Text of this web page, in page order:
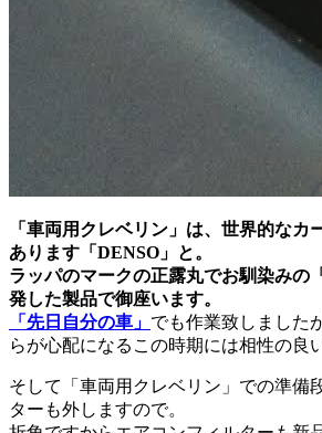
「車両用クレベリン」は、世界的なカ
あります「DENSO」と。
ラッパのマークの正露丸でお馴染みの
発した製品で御座います。
「先日自分の車」 でも作業致しました
らが心配になるこの時期には相性の良
そして「車両用クレベリン」での準備
ターも外しますので。